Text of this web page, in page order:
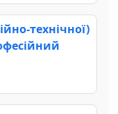
технічної)